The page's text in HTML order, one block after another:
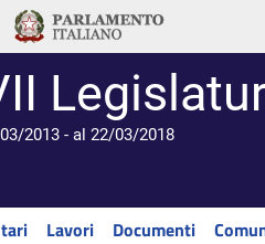
2013 - al 22/03/2018
Lavori Documenti